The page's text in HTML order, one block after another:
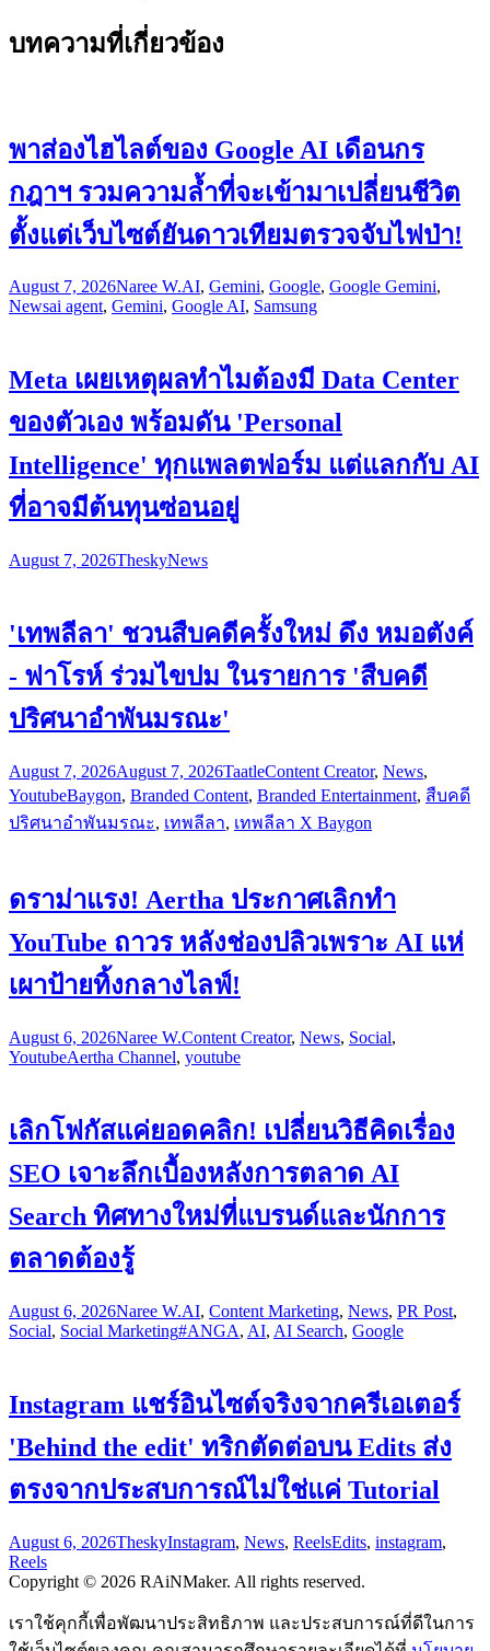
บทความที่เกี่ยวข้อง
พาส่องไฮไลต์ของ Google AI เดือนกร
กฎาฯ รวมความล้ำที่จะเข้ามาเปลี่ยนชีวิต
ตั้งแต่เว็บไซต์ยันดาวเทียมตรวจจับไฟป่า!
August 7, 2026Naree W.AI, Gemini, Google, Google Gemini,
Newsai agent, Gemini, Google AI, Samsung
Meta เผยเหตุผลทำไมต้องมี Data Center
ของตัวเอง พร้อมดัน 'Personal
Intelligence' ทุกแพลตฟอร์ม แต่แลกกับ AI
ที่อาจมีต้นทุนซ่อนอยู่
August 7, 2026TheskyNews
'เทพลีลา' ชวนสืบคดีครั้งใหม่ ดึง หมอตังค์
- ฟาโรห์ ร่วมไขปม ในรายการ 'สืบคดี
ปริศนาอำพันมรณะ'
August 7, 2026August 7, 2026TaatleContent Creator, News,
YoutubeBaygon, Branded Content, Branded Entertainment, สืบคดี
ปริศนาอำพันมรณะ, เทพลีลา, เทพลีลา X Baygon
ดราม่าแรง! Aertha ประกาศเลิกทำ
YouTube ถาวร หลังช่องปลิวเพราะ AI แห่
เผาป้ายทิ้งกลางไลฟ์!
August 6, 2026Naree W.Content Creator, News, Social,
YoutubeAertha Channel, youtube
เลิกโฟกัสแค่ยอดคลิก! เปลี่ยนวิธีคิดเรื่อง
SEO เจาะลึกเบื้องหลังการตลาด AI
Search ทิศทางใหม่ที่แบรนด์และนักการ
ตลาดต้องรู้
August 6, 2026Naree W.AI, Content Marketing, News, PR Post,
Social, Social Marketing#ANGA, AI, AI Search, Google
Instagram แชร์อินไซต์จริงจากครีเอเตอร์
'Behind the edit' ทริกตัดต่อบน Edits ส่ง
ตรงจากประสบการณ์ไม่ใช่แค่ Tutorial
August 6, 2026TheskyInstagram, News, ReelsEdits, instagram,
Reels
Copyright © 2026 RAiNMaker. All rights reserved.
เราใช้คุกกี้เพื่อพัฒนาประสิทธิภาพ และประสบการณ์ที่ดีในการ